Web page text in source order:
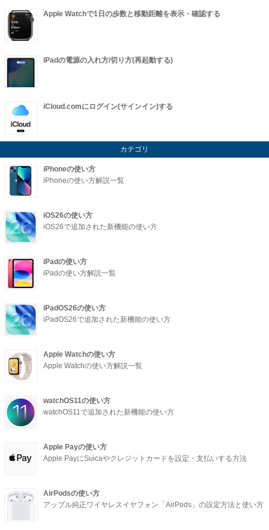
Apple Watchで1日の歩数と移動距離を表示・確認する
iPadの電源の入れ方/切り方(再起動する)
iCloud.comにログイン(サインイン)する
カテゴリ
iPhoneの使い方
iPhoneの使い方解説一覧
iOS26の使い方
iOS26で追加された新機能の使い方
iPadの使い方
iPadの使い方解説一覧
iPadOS26の使い方
iPadOS26で追加された新機能の使い方
Apple Watchの使い方
Apple Watchの使い方解説一覧
watchOS11の使い方
watchOS11で追加された新機能の使い方
Apple Payの使い方
Apple PayにSuicaやクレジットカードを設定・支払いする方法
AirPodsの使い方
アップル純正ワイヤレスイヤフォン「AirPods」の設定方法と使い方